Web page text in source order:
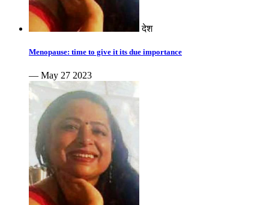
देश
Menopause: time to give it its due importance
— May 27 2023